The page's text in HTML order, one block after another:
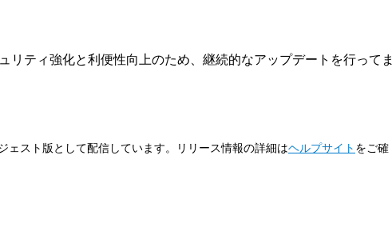
リティ強化と利便性向上のため、継続的なアップデートを行ってま
スト版として配信しています。リリース情報の詳細はヘルプサイト をご確